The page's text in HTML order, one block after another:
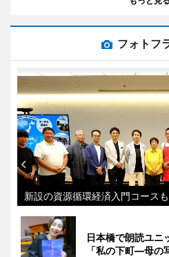
フォトフ
新設の資源循環経済入門コース
日本橋で朗読ユ
「私の下町―母